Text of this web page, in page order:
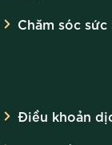
Chăm sóc sức
Điều khoản